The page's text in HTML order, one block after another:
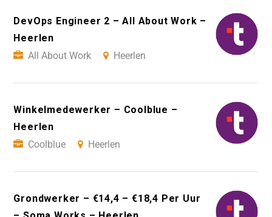
DevOps Engineer 2 – All About Work –
Heerlen
All About Work
Heerlen
Winkelmedewerker – Coolblue –
Heerlen
Coolblue
Heerlen
Grondwerker – €14,4 – €18,4 Per Uur